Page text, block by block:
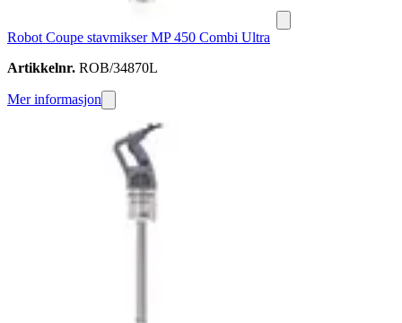
Robot Coupe stavmikser MP 450 Combi Ultra
Artikkelnr. ROB/34870L
Mer informasjon